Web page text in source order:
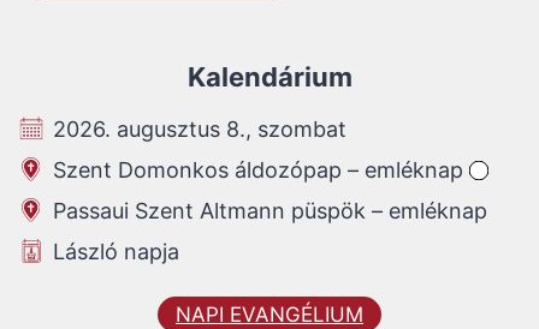
Kalendárium
2026. augusztus 8., szombat
Szent Domonkos áldozópap – emléknap
Passaui Szent Altmann püspök – emléknap
László napja
NAPI EVANGÉLIUM